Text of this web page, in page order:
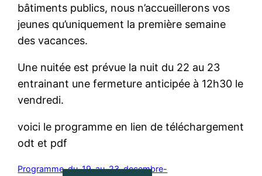
bâtiments publics, nous n’accueillerons vos
jeunes qu’uniquement la première semaine
des vacances.
Une nuitée est prévue la nuit du 22 au 23
entrainant une fermeture anticipée à 12h30 le
vendredi.
voici le programme en lien de téléchargement
odt et pdf
Programme-du-19-au-23-decembre-